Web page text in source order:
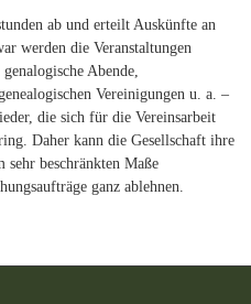
ab und erteilt Auskünfte an
werden die Veranstaltungen
Abende,
Vereinigungen u. a. –
die sich für die Vereinsarbeit
Daher kann die Gesellschaft ihre
beschränkten Maße
ganz ablehnen.